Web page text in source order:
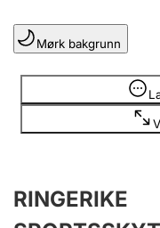
Lag og forening
Registrere, endre,
Årsregnskap
Mørk bakgrunn
Opplysninger er skjult
RINGERIKE